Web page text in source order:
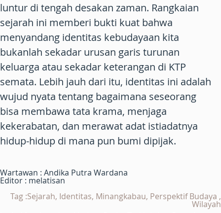
luntur di tengah desakan zaman. Rangkaian
sejarah ini memberi bukti kuat bahwa
menyandang identitas kebudayaan kita
bukanlah sekadar urusan garis turunan
keluarga atau sekadar keterangan di KTP
semata. Lebih jauh dari itu, identitas ini adalah
wujud nyata tentang bagaimana seseorang
bisa membawa tata krama, menjaga
kekerabatan, dan merawat adat istiadatnya
hidup-hidup di mana pun bumi dipijak.
Wartawan : Andika Putra Wardana
Editor : melatisan
Tag :Sejarah, Identitas, Minangkabau, Perspektif Budaya ,
Wilayah